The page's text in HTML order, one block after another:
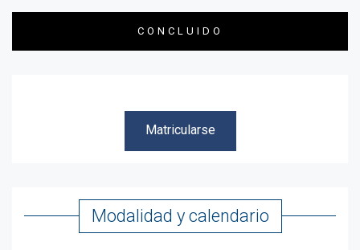
CONCLUIDO
Matricularse
Modalidad y calendario